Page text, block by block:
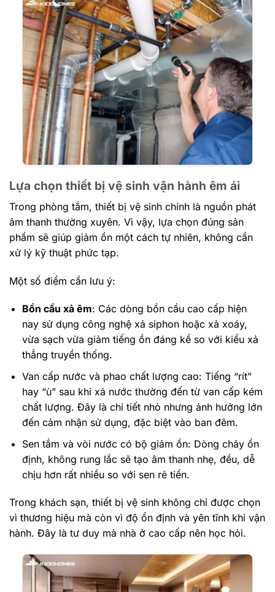
Lựa chọn thiết bị vệ sinh vận hành êm ái
Trong phòng tắm, thiết bị vệ sinh chính là nguồn phát
âm thanh thường xuyên. Vì vậy, lựa chọn đúng sản
phẩm sẽ giúp giảm ồn một cách tự nhiên, không cần
xử lý kỹ thuật phức tạp.
Một số điểm cần lưu ý:
Bồn cầu xả êm: Các dòng bồn cầu cao cấp hiện
nay sử dụng công nghệ xả siphon hoặc xả xoáy,
vừa sạch vừa giảm tiếng ồn đáng kể so với kiểu xả
thẳng truyền thống.
Van cấp nước và phao chất lượng cao: Tiếng “rít”
hay “ù” sau khi xả nước thường đến từ van cấp kém
chất lượng. Đây là chi tiết nhỏ nhưng ảnh hưởng lớn
đến cảm nhận sử dụng, đặc biệt vào ban đêm.
Sen tắm và vòi nước có bộ giảm ồn: Dòng chảy ổn
định, không rung lắc sẽ tạo âm thanh nhẹ, đều, dễ
chịu hơn rất nhiều so với sen rẻ tiền.
Trong khách sạn, thiết bị vệ sinh không chỉ được chọn
vì thương hiệu mà còn vì độ ổn định và yên tĩnh khi vận
hành. Đây là tư duy mà nhà ở cao cấp nên học hỏi.